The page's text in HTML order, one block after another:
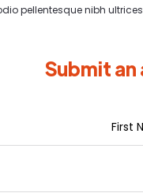
pellentesque nibh
Submit
First